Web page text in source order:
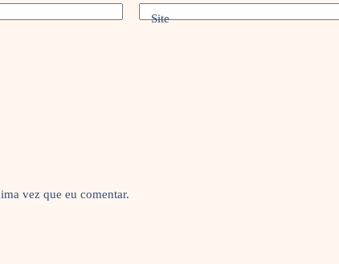
Site
vez que eu comentar.